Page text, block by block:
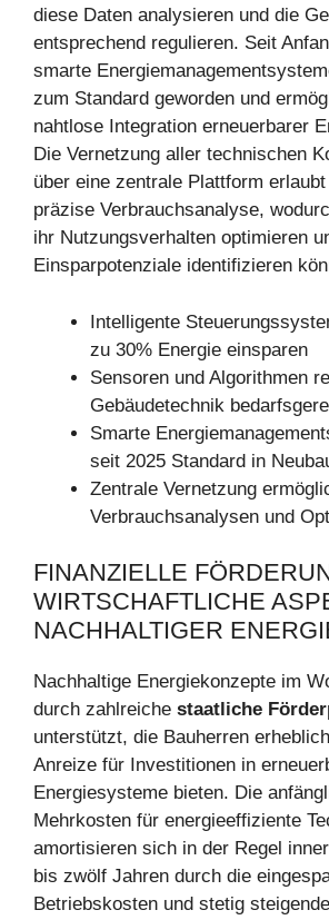
diese Daten analysieren und die
entsprechend regulieren. Seit
smarte
zum Standard geworden und
nahtlose Integration erneuerbarer
Die Vernetzung aller technischen
über eine zentrale Plattform
präzise Verbrauchsanalyse,
ihr Nutzungsverhalten optimieren
Einsparpotenziale identifizieren
Intelligente
zu 30% Energie einsparen
Sensoren und Algorithmen
Gebäudetechnik
Smarte
seit 2025 Standard in
Zentrale Vernetzung
Verbrauchsanalysen und
FINANZIELLE
WIRTSCHAFTLICHE
NACHHALTIGER
Nachhaltige Energiekonzepte im
durch zahlreiche staatliche
unterstützt, die Bauherren
Anreize für Investitionen in
Energiesysteme bieten. Die
Mehrkosten für energieeffiziente
amortisieren sich in der Regel
bis zwölf Jahren durch die
Betriebskosten und stetig